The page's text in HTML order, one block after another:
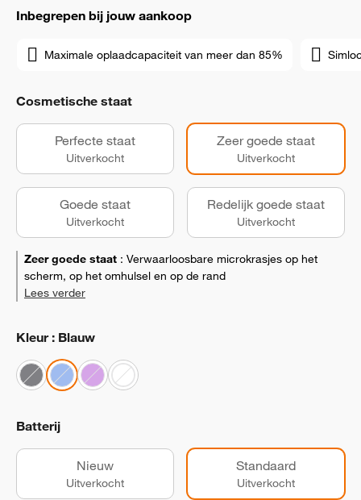
Inbegrepen bij jouw aankoop
Maximale oplaadcapaciteit van meer dan 85%
Cosmetische staat
Perfecte staat
Uitverkocht
Zeer goede staat
Uitverkocht
Goede staat
Uitverkocht
Redelijk goede staat
Uitverkocht
Zeer goede staat : Verwaarloosbare microkrasjes op het
scherm, op het omhulsel en op de rand
Lees verder
Kleur : Blauw
Batterij
Nieuw
Uitverkocht
Standaard
Uitverkocht